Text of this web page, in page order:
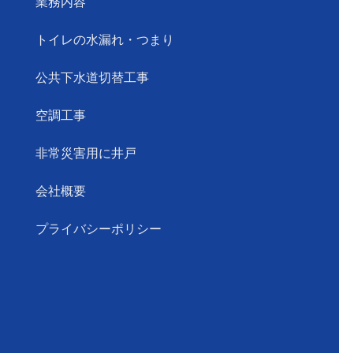
トイレの水漏れ・つまり
公共下水道切替工事
空調工事
非常災害用に井戸
会社概要
プライバシーポリシー